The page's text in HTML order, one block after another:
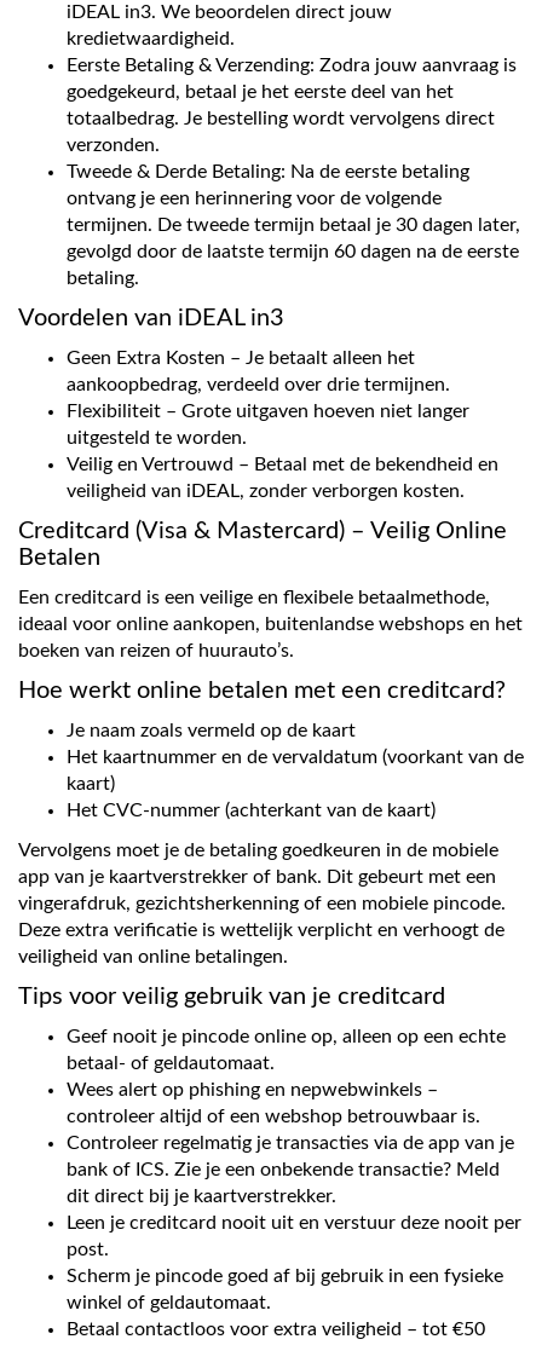
iDEAL in3. We beoordelen direct jouw
kredietwaardigheid.
Eerste Betaling & Verzending: Zodra jouw aanvraag is
goedgekeurd, betaal je het eerste deel van het
totaalbedrag. Je bestelling wordt vervolgens direct
verzonden.
Tweede & Derde Betaling: Na de eerste betaling
ontvang je een herinnering voor de volgende
termijnen. De tweede termijn betaal je 30 dagen later,
gevolgd door de laatste termijn 60 dagen na de eerste
betaling.
Voordelen van iDEAL in3
Geen Extra Kosten – Je betaalt alleen het
aankoopbedrag, verdeeld over drie termijnen.
Flexibiliteit – Grote uitgaven hoeven niet langer
uitgesteld te worden.
Veilig en Vertrouwd – Betaal met de bekendheid en
veiligheid van iDEAL, zonder verborgen kosten.
Creditcard (Visa & Mastercard) – Veilig Online
Betalen
Een creditcard is een veilige en flexibele betaalmethode,
ideaal voor online aankopen, buitenlandse webshops en het
boeken van reizen of huurauto’s.
Hoe werkt online betalen met een creditcard?
Je naam zoals vermeld op de kaart
Het kaartnummer en de vervaldatum (voorkant van de
kaart)
Het CVC-nummer (achterkant van de kaart)
Vervolgens moet je de betaling goedkeuren in de mobiele
app van je kaartverstrekker of bank. Dit gebeurt met een
vingerafdruk, gezichtsherkenning of een mobiele pincode.
Deze extra verificatie is wettelijk verplicht en verhoogt de
veiligheid van online betalingen.
Tips voor veilig gebruik van je creditcard
Geef nooit je pincode online op, alleen op een echte
betaal- of geldautomaat.
Wees alert op phishing en nepwebwinkels –
controleer altijd of een webshop betrouwbaar is.
Controleer regelmatig je transacties via de app van je
bank of ICS. Zie je een onbekende transactie? Meld
dit direct bij je kaartverstrekker.
Leen je creditcard nooit uit en verstuur deze nooit per
post.
Scherm je pincode goed af bij gebruik in een fysieke
winkel of geldautomaat.
Betaal contactloos voor extra veiligheid – tot €50